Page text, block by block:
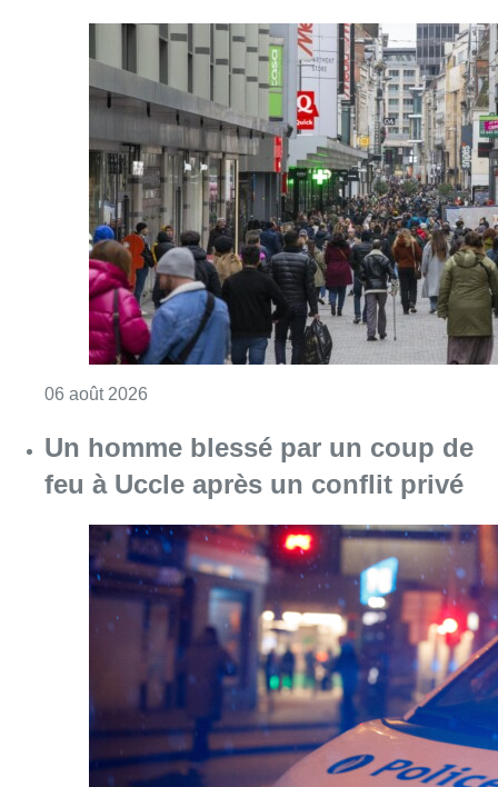
06 août 2026
Un homme blessé par un coup de
feu à Uccle après un conflit privé